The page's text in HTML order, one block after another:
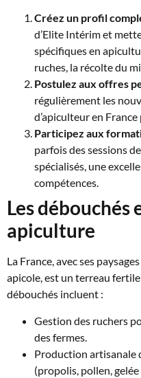
Créez un profil
d’Elite Intérim et
spécifiques en
ruches, la récolte du
Postulez aux offres
régulièrement les
d’apiculteur en France
Participez aux
parfois des sessions
spécialisés, une
compétences.
Les
apiculture
La France, avec ses
apicole, est un terreau
débouchés incluent :
Gestion des ruchers
des fermes.
Production artisanale
(propolis, pollen, gelée